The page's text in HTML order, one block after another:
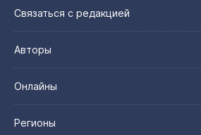
Связаться с редакцией
Авторы
Онлайны
Регионы